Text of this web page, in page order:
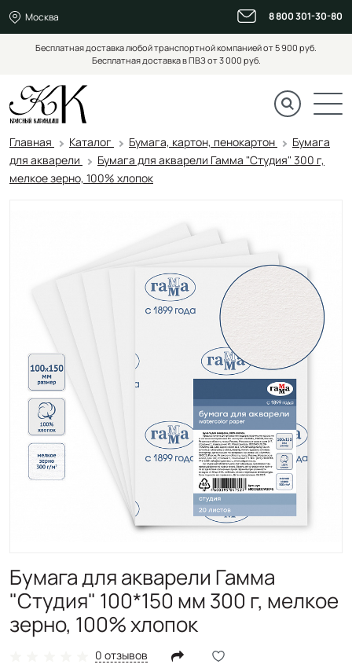
Москва 8 800 301-30-80
Бесплатная доставка любой транспортной компанией от 5 900 руб.
Бесплатная доставка в ПВЗ от 3 000 руб.
Главная Каталог Бумага, картон, пенокартон
Бумага
для акварели
Бумага для акварели Гамма "Студия" 300 г,
мелкое зерно, 100% хлопок
Бумага для акварели Гамма
"Студия" 100*150 мм 300 г, мелкое
зерно, 100% хлопок
0 отзывов